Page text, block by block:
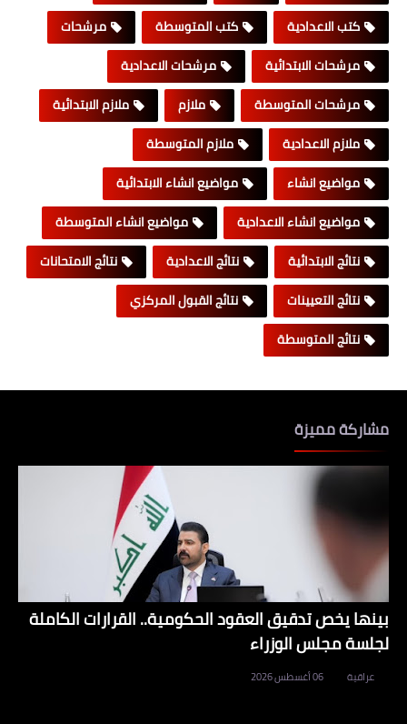
كتب الاعدادية
كتب المتوسطة
مرشحات
مرشحات الابتدائية
مرشحات الاعدادية
مرشحات المتوسطة
ملازم
ملازم الابتدائية
ملازم الاعدادية
ملازم المتوسطة
مواضيع انشاء
مواضيع انشاء الابتدائية
مواضيع انشاء الاعدادية
مواضيع انشاء المتوسطة
نتائج الابتدائية
نتائج الاعدادية
نتائج الامتحانات
نتائج التعيينات
نتائج القبول المركزي
نتائج المتوسطة
مشاركة مميزة
بينها يخص تدقيق العقود الحكومية.. القرارات الكاملة
لجلسة مجلس الوزراء
عراقية 06 أغسطس 2026